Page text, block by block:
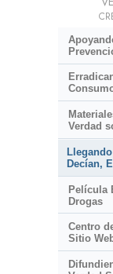
Verdad
Decían,
Película
Drogas
Centro
Sitio